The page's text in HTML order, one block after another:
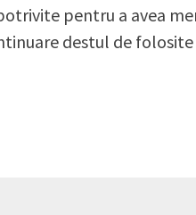
pentru a avea
destul de